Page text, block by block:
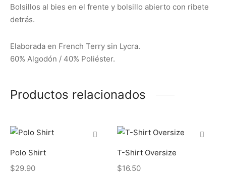
Bolsillos al bies en el frente y bolsillo abierto con ribete
detrás.
Elaborada en French Terry sin Lycra.
60% Algodón / 40% Poliéster.
Productos relacionados
Polo Shirt
$29.90
T-Shirt Oversize
$16.50